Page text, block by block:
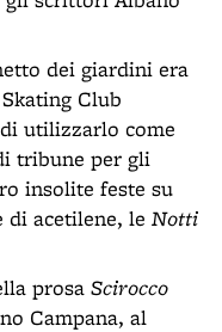
dei giardini era
Club
utilizzarlo come
tribune per gli
insolite feste su
di acetilene, le Notti
prosa Scirocco
Campana, al